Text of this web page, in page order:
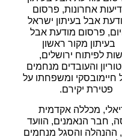
אחרונות, פרסום
אבל בעיתון ישראל
, פרסום מודעת אבל
בעיתון מקור ראשון
לפיתוח ירושלים,
והעובדים מנחמים
חיימובסקי ומשפחתו על
פטירת יקירם.
מכללה אקדמית
חבר הנאמנים, הוועד
ההנהלה והסגל מנחמים